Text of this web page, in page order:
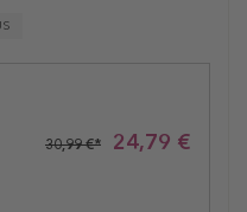
24,79 €
30,99 €*